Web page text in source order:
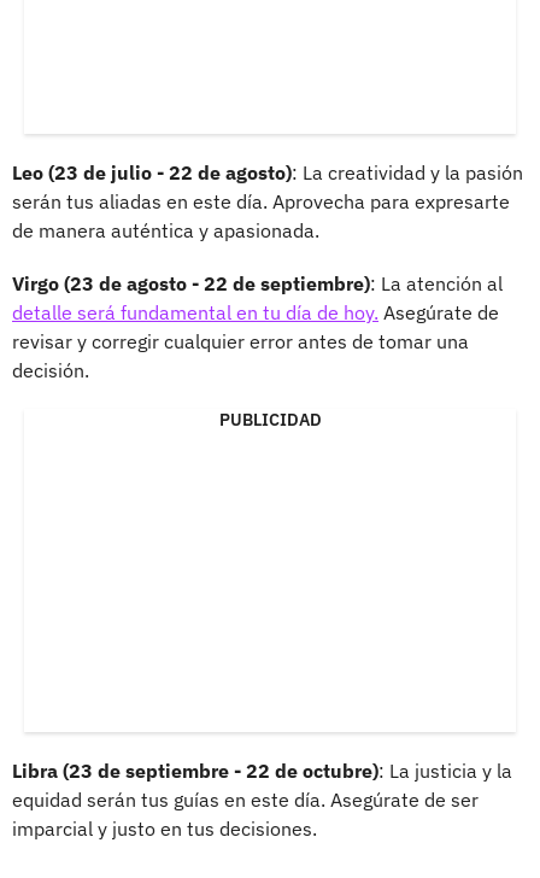
Leo (23 de julio - 22 de agosto): La creatividad y la pasión
serán tus aliadas en este día. Aprovecha para expresarte
de manera auténtica y apasionada.
Virgo (23 de agosto - 22 de septiembre): La atención al
detalle será fundamental en tu día de hoy. Asegúrate de
revisar y corregir cualquier error antes de tomar una
decisión.
PUBLICIDAD
Libra (23 de septiembre - 22 de octubre): La justicia y la
equidad serán tus guías en este día. Asegúrate de ser
imparcial y justo en tus decisiones.